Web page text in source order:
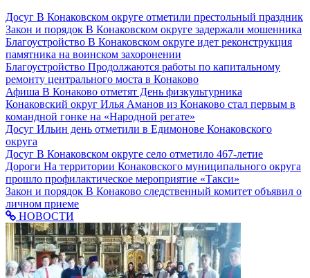
Досуг В Конаковском округе отметили престольный праздник
Закон и порядок В Конаковском округе задержали мошенника
Благоустройство В Конаковском округе идет реконструкция
памятника на воинском захоронении
Благоустройство Продолжаются работы по капитальному
ремонту центрального моста в Конаково
Афиша В Конаково отметят День физкультурника
Конаковский округ Илья Аманов из Конаково стал первым в
командной гонке на «Народной регате»
Досуг Ильин день отметили в Едимонове Конаковского
округа
Досуг В Конаковском округе село отметило 467-летие
Дороги На территории Конаковского муниципального округа
прошло профилактическое мероприятие «Такси»
Закон и порядок В Конаково следственный комитет объявил о
личном приеме
НОВОСТИ